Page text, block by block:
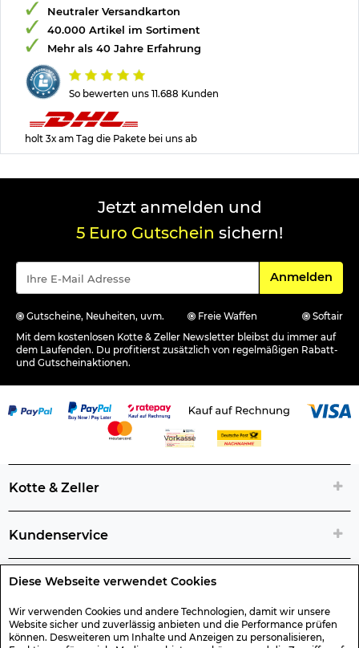
Diese Webseite verwendet Cookies
Wir verwenden Cookies und andere Technologien, damit wir unsere
Website sicher und zuverlässig anbieten und die Performance prüfen
können. Desweiteren um Inhalte und Anzeigen zu personalisieren,
So bewerten uns 11.688 Kunden
Neutraler Versandkarton
40.000 Artikel im Sortiment
Mehr als 40 Jahre Erfahrung
holt 3x am Tag die Pakete bei uns ab
Jetzt anmelden und
5 Euro Gutschein sichern!
Für den
Anmelden
Gutscheine, Neuheiten, uvm. Freie Waffen
Softair
Mit dem kostenlosen Kotte & Zeller Newsletter bleibst du immer auf
dem Laufenden. Du profitierst zusätzlich von regelmäßigen Rabatt-
und Gutscheinaktionen.
Kotte & Zeller
Kundenservice
Rechtliche Artikelinfos
Geschenk-Gutscheine